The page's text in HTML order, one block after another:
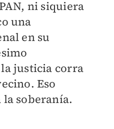
ni siquiera
una
en su
justicia corra
Eso
soberanía.